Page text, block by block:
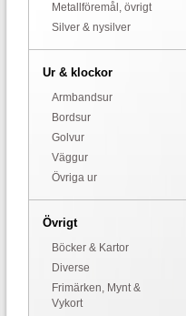
Metallföremål, övrigt
Silver & nysilver
Ur & klockor
Armbandsur
Bordsur
Golvur
Väggur
Övriga ur
Övrigt
Böcker & Kartor
Diverse
Frimärken, Mynt &
Vykort